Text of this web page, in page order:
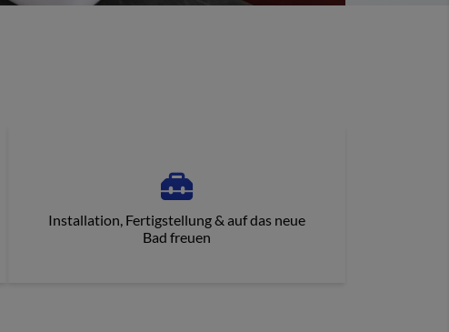
Installation, Fertigstellung & auf das neue
Bad freuen